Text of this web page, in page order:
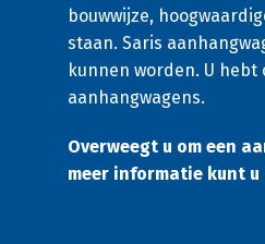
bouwwijze,
staan. Saris
kunnen worden. U
aanhangwagens.
Overweegt u om een
meer informatie kunt